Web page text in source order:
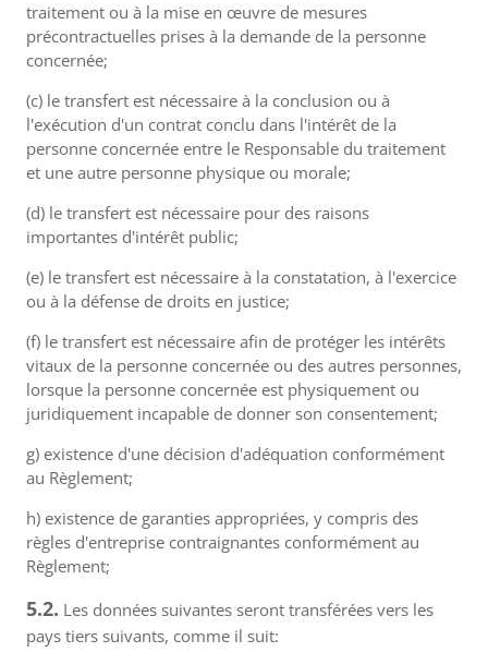
traitement ou à la mise en œuvre de mesures
précontractuelles prises à la demande de la personne
concernée;
(c) le transfert est nécessaire à la conclusion ou à
l'exécution d'un contrat conclu dans l'intérêt de la
personne concernée entre le Responsable du traitement
et une autre personne physique ou morale;
(d) le transfert est nécessaire pour des raisons
importantes d'intérêt public;
(e) le transfert est nécessaire à la constatation, à l'exercice
ou à la défense de droits en justice;
(f) le transfert est nécessaire afin de protéger les intérêts
vitaux de la personne concernée ou des autres personnes,
lorsque la personne concernée est physiquement ou
juridiquement incapable de donner son consentement;
g) existence d'une décision d'adéquation conformément
au Règlement;
h) existence de garanties appropriées, y compris des
règles d'entreprise contraignantes conformément au
Règlement;
5.2. Les données suivantes seront transférées vers les
pays tiers suivants, comme il suit: